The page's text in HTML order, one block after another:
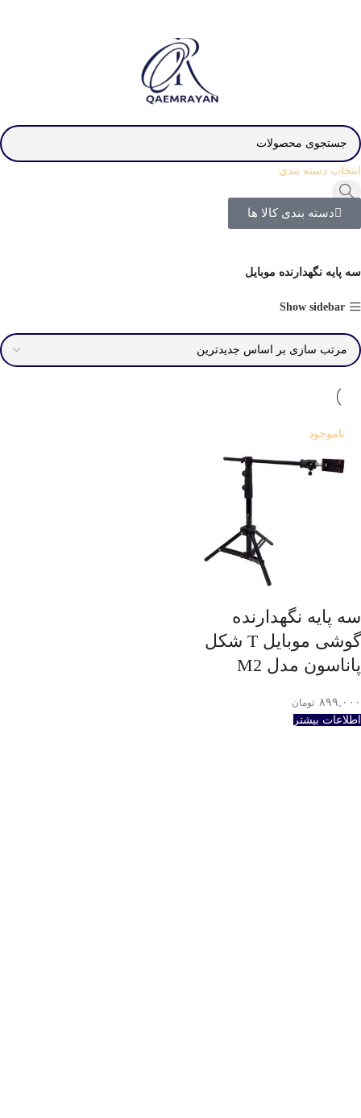
انتخاب دسته بندی
دسته بندی کالا ها
سه پایه نگهدارنده موبایل
Show sidebar
ناموجود
سه پایه نگهدارنده
گوشی موبایل T شکل
پاناسون مدل M2
۸۹۹,۰۰۰ تومان
اطلاعات بیشتر